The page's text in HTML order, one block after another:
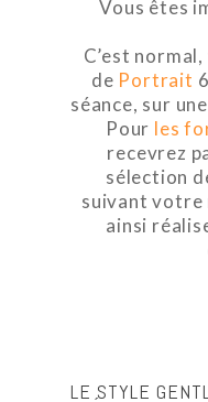
Vous êtes
C’est
de Portrait
séance, sur
Pour les
recevrez
sélection
suivant votre
ainsi
LE STYLE